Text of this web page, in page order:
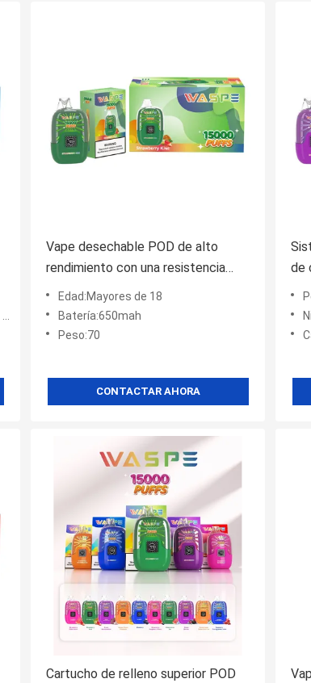
Vape desechable POD de alto
rendimiento con una resistencia
mínima de 2% 3% 5% y más de
10000 bocanadas
Edad:Mayores de 18
Batería:650mah
Peso:70
CONTACTAR AHORA
de
Cartucho de relleno superior POD